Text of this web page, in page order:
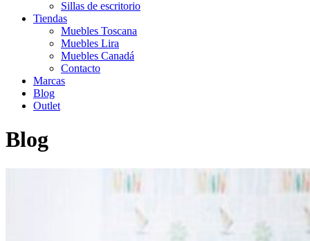
Sillas de escritorio
Tiendas
Muebles Toscana
Muebles Lira
Muebles Canadá
Contacto
Marcas
Blog
Outlet
Blog
Habitaciones infantiles